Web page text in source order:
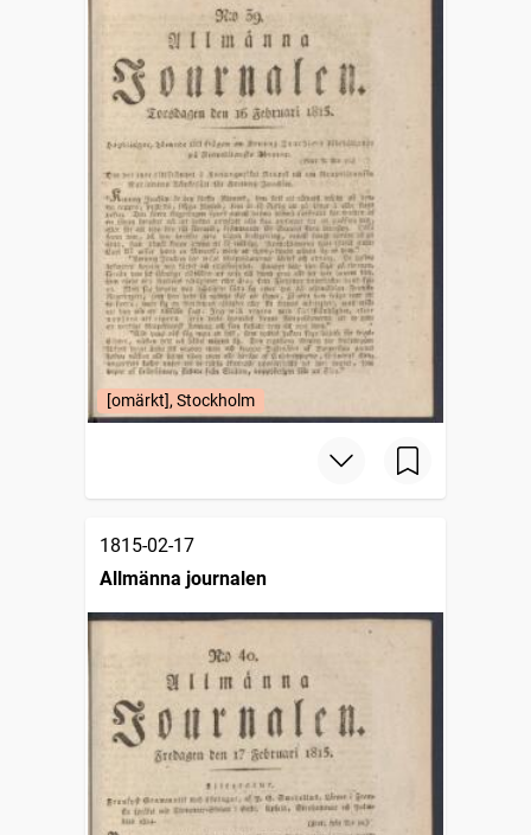
[omärkt], Stockholm
1815-02-17
Allmänna journalen